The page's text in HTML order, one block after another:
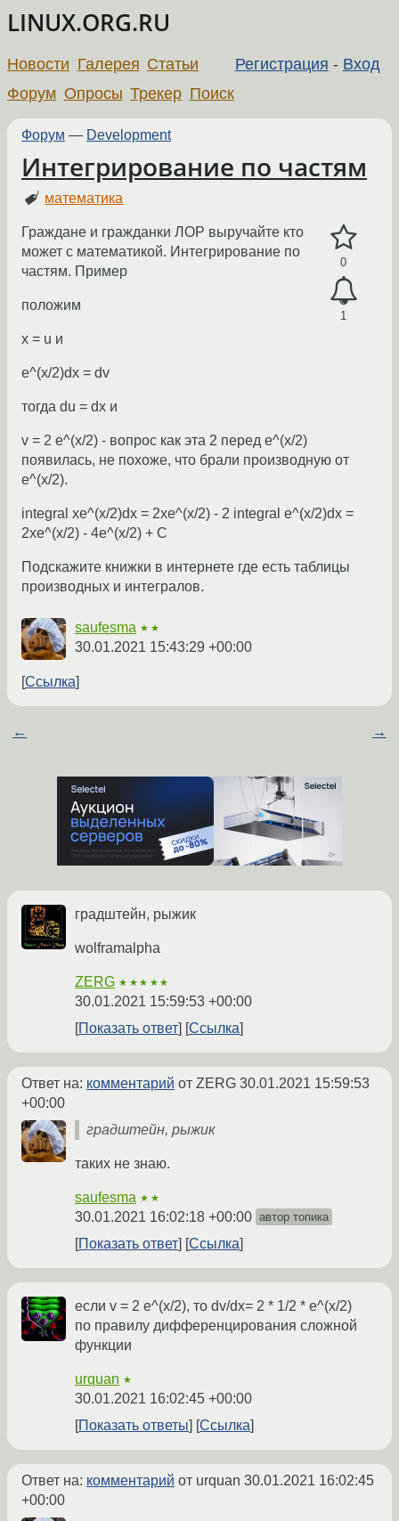
LINUX.ORG.RU
Регистрация - Вход
Новости Галерея Статьи
Форум Опросы Трекер Поиск
Форум — Development
Интегрирование по частям
математика
0
1
Граждане и гражданки ЛОР выручайте кто
может с математикой. Интегрирование по
частям. Пример
положим
x = u и
e^(x/2)dx = dv
тогда du = dx и
v = 2 e^(x/2) - вопрос как эта 2 перед e^(x/2)
появилась, не похоже, что брали производную от
e^(x/2).
integral xe^(x/2)dx = 2xe^(x/2) - 2 integral e^(x/2)dx =
2xe^(x/2) - 4e^(x/2) + C
Подскажите книжки в интернете где есть таблицы
производных и интегралов.
saufesma ★★
30.01.2021 15:43:29 +00:00
Ссылка
← →
градштейн, рыжик
wolframalpha
ZERG ★★★★★
30.01.2021 15:59:53 +00:00
Показать ответ
Ссылка
Ответ на: комментарий от ZERG 30.01.2021 15:59:53
+00:00
градштейн, рыжик
таких не знаю.
saufesma ★★
30.01.2021 16:02:18 +00:00 автор топика
Показать ответ Ссылка
если v = 2 e^(x/2), то dv/dx= 2 * 1/2 * e^(x/2)
по правилу дифференцирования сложной
функции
urquan ★
30.01.2021 16:02:45 +00:00
Показать ответы
Ссылка
Ответ на: комментарий от urquan 30.01.2021 16:02:45
+00:00